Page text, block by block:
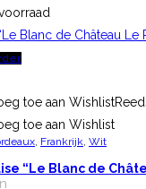
toe aan Wishlist
toe aan Wishlist
, Frankrijk, Wit
“Le Blanc de